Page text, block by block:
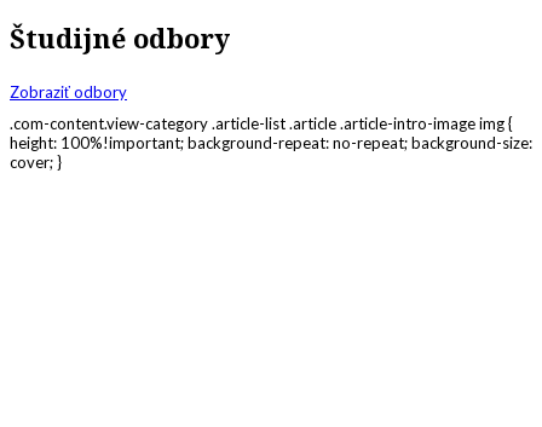
Študijné odbory
Zobraziť odbory
.com-content.view-category .article-list .article .article-intro-image img {
height: 100%!important; background-repeat: no-repeat; background-size:
cover; }